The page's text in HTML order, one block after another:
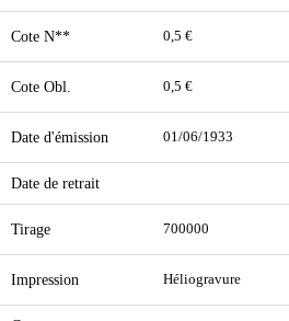
Cote N** 0,5 €
Cote Obl. 0,5 €
Date d'émission 01/06/1933
Date de retrait
Tirage 700000
Impression Héliogravure